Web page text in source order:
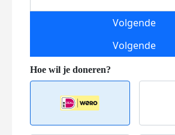
Volgende
Volgende